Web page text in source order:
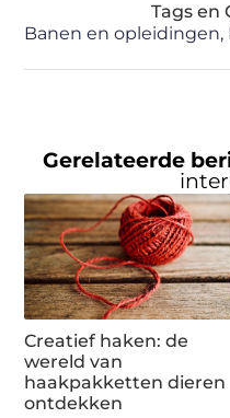
Tags en
Banen en opleidingen,
Gerelateerde
Creatief haken: de
wereld van
haakpakketten dieren
ontdekken